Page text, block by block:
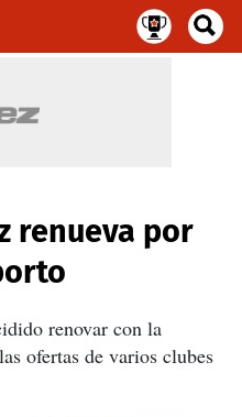
renueva por
renovar con la
ofertas de varios clubes